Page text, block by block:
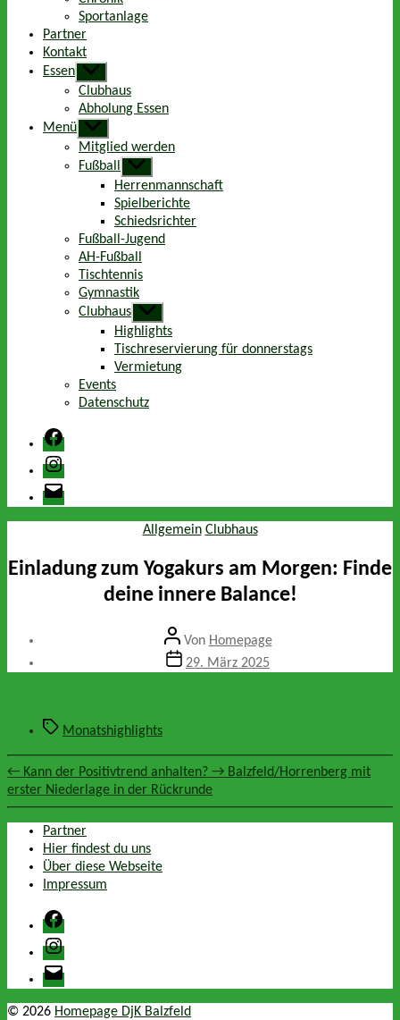
Sportanlage
Partner
Kontakt
Essen
Untermenü
anzeigen
Clubhaus
Abholung Essen
Menü
Untermenü
anzeigen
Mitglied werden
Fußball
Untermenü
anzeigen
Herrenmannschaft
Spielberichte
Schiedsrichter
Fußball-Jugend
AH-Fußball
Tischtennis
Gymnastik
Clubhaus
Untermenü
anzeigen
Highlights
Tischreservierung für donnerstags
Vermietung
Events
Datenschutz
Facebook
Instagram
E-
Mail
Kategorien
Allgemein Clubhaus
Einladung zum Yogakurs am Morgen: Finde
deine innere Balance!
Beitragsautor
Von Homepage
Veröffentlichungsdatum
29. März 2025
Schlagwörter
Monatshighlights
← Kann der Positivtrend anhalten? → Balzfeld/Horrenberg mit
erster Niederlage in der Rückrunde
Partner
Hier findest du uns
Über diese Webseite
Impressum
Facebook
Instagram
E-
Mail
© 2026 Homepage DjK Balzfeld